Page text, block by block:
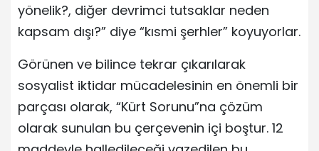
yönelik?, diğer devrimci tutsaklar neden
kapsam dışı?” diye “kısmi şerhler” koyuyorlar.
Görünen ve bilince tekrar çıkarılarak
sosyalist iktidar mücadelesinin en önemli bir
parçası olarak, “Kürt Sorunu”na çözüm
olarak sunulan bu çerçevenin içi boştur. 12